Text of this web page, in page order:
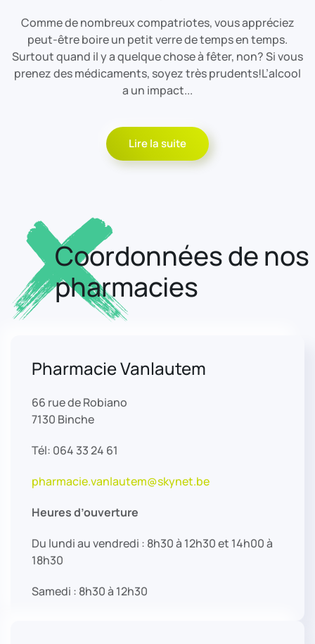
Comme de nombreux compatriotes, vous appréciez
peut-être boire un petit verre de temps en temps.
Surtout quand il y a quelque chose à fêter, non? Si vous
prenez des médicaments, soyez très prudents!L’alcool
a un impact...
Lire la suite
Coordonnées de nos
pharmacies
Pharmacie Vanlautem
66 rue de Robiano
7130 Binche
Tél: 064 33 24 61
pharmacie.vanlautem@skynet.be
Heures d’ouverture
Du lundi au vendredi : 8h30 à 12h30 et 14h00 à
18h30
Samedi : 8h30 à 12h30